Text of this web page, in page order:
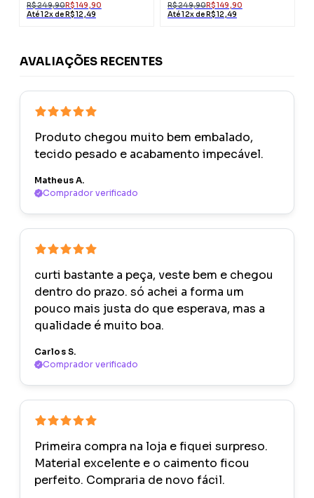
R$ 249,90R$ 149,90
Até 12x de R$ 12,49
R$ 249,90R$ 149,90
Até 12x de R$ 12,49
AVALIAÇÕES RECENTES
Produto chegou muito bem embalado,
tecido pesado e acabamento impecável.
Matheus A.
Comprador verificado
curti bastante a peça, veste bem e chegou
dentro do prazo. só achei a forma um
pouco mais justa do que esperava, mas a
qualidade é muito boa.
Carlos S.
Comprador verificado
Primeira compra na loja e fiquei surpreso.
Material excelente e o caimento ficou
perfeito. Compraria de novo fácil.